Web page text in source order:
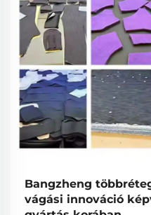
Bangzheng
vágási innováció